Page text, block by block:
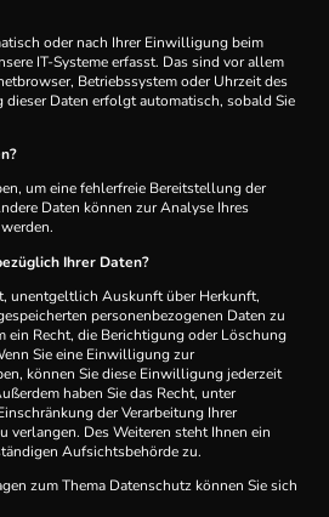
oder nach Ihrer Einwilligung beim
IT-Systeme erfasst. Das sind vor allem
Betriebssystem oder Uhrzeit des
dieser Daten erfolgt automatisch, sobald Sie
um eine fehlerfreie Bereitstellung der
Daten können zur Analyse Ihres
Ihrer Daten?
unentgeltlich Auskunft über Herkunft,
personenbezogenen Daten zu
ein Recht, die Berichtigung oder Löschung
Sie eine Einwilligung zur
können Sie diese Einwilligung jederzeit
haben Sie das Recht, unter
der Verarbeitung Ihrer
verlangen. Des Weiteren steht Ihnen ein
Aufsichtsbehörde zu.
zum Thema Datenschutz können Sie sich